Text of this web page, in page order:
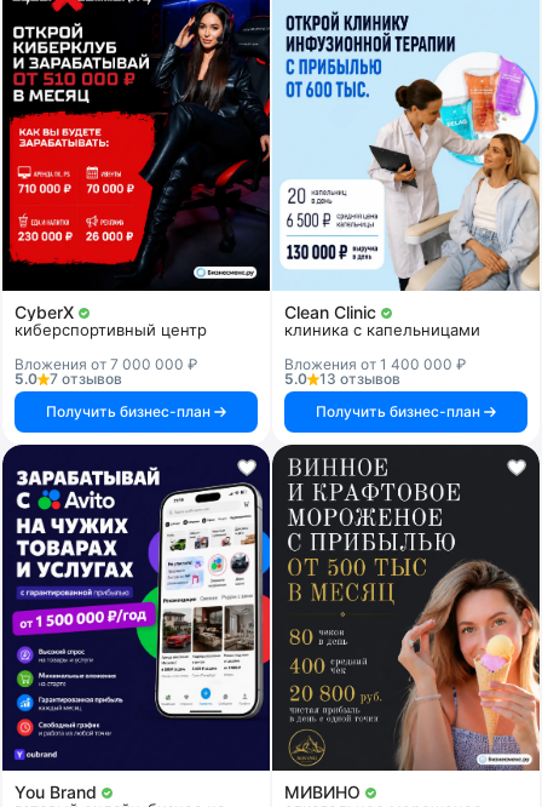
CyberX
киберспортивный центр
Вложения от 7 000 000 ₽
5.0
7 отзывов
Получить бизнес-план
Clean Clinic
клиника с капельницами
Вложения от 1 400 000 ₽
5.0
13 отзывов
Получить бизнес-план
You Brand МИВИНО